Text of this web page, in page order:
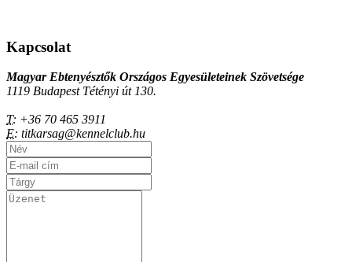
Kapcsolat
Magyar Ebtenyésztők Országos Egyesületeinek Szövetsége
1119 Budapest Tétényi út 130.
T: +36 70 465 3911
E: titkarsag@kennelclub.hu